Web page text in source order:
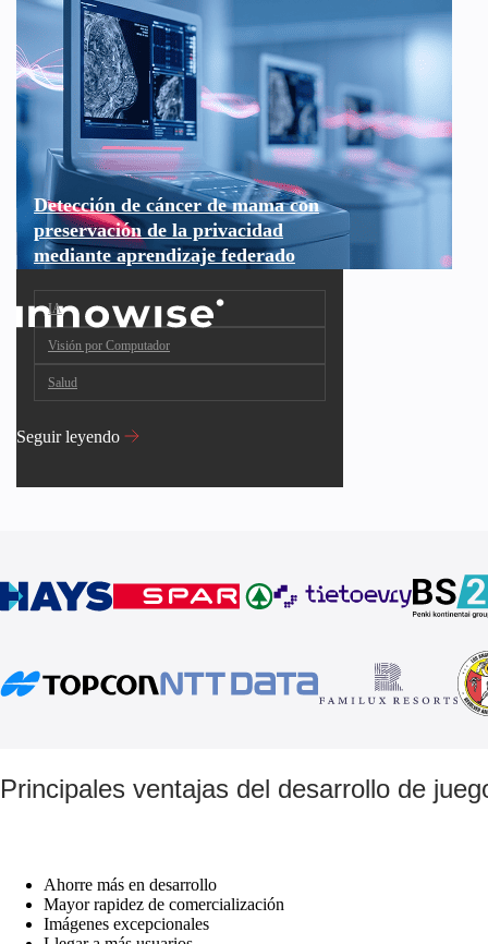
Detección de cáncer de mama con
preservación de la privacidad
mediante aprendizaje federado
IA
Visión por Computador
Salud
Seguir leyendo
Principales ventajas del desarrollo de
Ahorre más en desarrollo
Mayor rapidez de comercialización
Imágenes excepcionales